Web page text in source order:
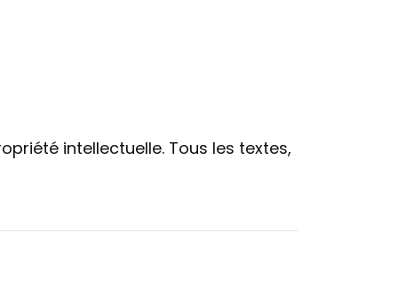
intellectuelle. Tous les textes,